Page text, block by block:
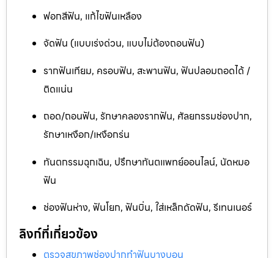
ฟอกสีฟัน, แก้ไขฟันเหลือง
จัดฟัน (แบบเร่งด่วน, แบบไม่ต้องถอนฟัน)
รากฟันเทียม, ครอบฟัน, สะพานฟัน, ฟันปลอมถอดได้ /
ติดแน่น
ถอด/ถอนฟัน, รักษาคลองรากฟัน, ศัลยกรรมช่องปาก,
รักษาเหงือก/เหงือกร่น
ทันตกรรมฉุกเฉิน, ปรึกษาทันตแพทย์ออนไลน์, นัดหมอ
ฟัน
ช่องฟันห่าง, ฟันโยก, ฟันบิ่น, ใส่เหล็กดัดฟัน, รีเทนเนอร์
ลิงก์ที่เกี่ยวข้อง
ตรวจสุขภาพช่องปากทำฟันบางบอน